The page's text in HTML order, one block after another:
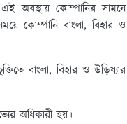
এই অবস্থায় কোম্পানির সামনে
কোম্পানি বাংলা, বিহার ও
বাংলা, বিহার ও উড়িষ্যার
অধিকারী হয়।